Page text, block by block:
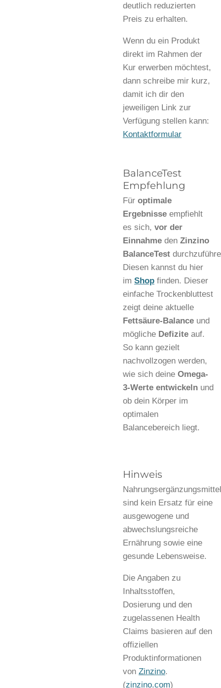
deutlich reduzierten
Preis zu erhalten.
Wenn du ein Produkt
direkt im Rahmen der
Kur erwerben möchtest,
dann schreibe mir kurz,
damit ich dir den
jeweiligen Link zur
Verfügung stellen kann:
Kontaktformular
BalanceTest
Empfehlung
Für optimale
Ergebnisse empfiehlt
es sich, vor der
Einnahme den Zinzino
BalanceTest
Diesen kannst du hier
im Shop finden. Dieser
einfache Trockenbluttest
zeigt deine aktuelle
Fettsäure-Balance und
mögliche Defizite auf.
So kann gezielt
nachvollzogen werden,
wie sich deine Omega-
3-Werte entwickeln und
ob dein Körper im
optimalen
Balancebereich liegt.
Hinweis
Nahrungsergänzungsmittel
sind kein Ersatz für eine
ausgewogene und
abwechslungsreiche
Ernährung sowie eine
gesunde Lebensweise.
Die Angaben zu
Inhaltsstoffen,
Dosierung und den
zugelassenen Health
Claims basieren auf den
offiziellen
Produktinformationen
von Zinzino.
(zinzino.com)